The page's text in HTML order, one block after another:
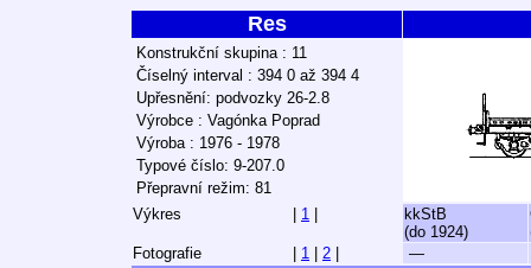
Res
Konstrukční skupina : 11
Číselný interval : 394 0 až 394 4
Upřesnění: podvozky 26-2.8
Výrobce : Vagónka Poprad
Výroba : 1976 - 1978
Typové číslo: 9-207.0
Přepravní režim: 81
Výkres
1
kkStB
(do 1924)
Fotografie
1 2 —